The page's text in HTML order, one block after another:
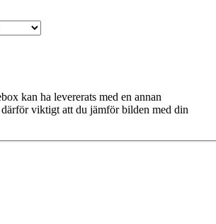
kan ha levererats med en annan
viktigt att du jämför bilden med din